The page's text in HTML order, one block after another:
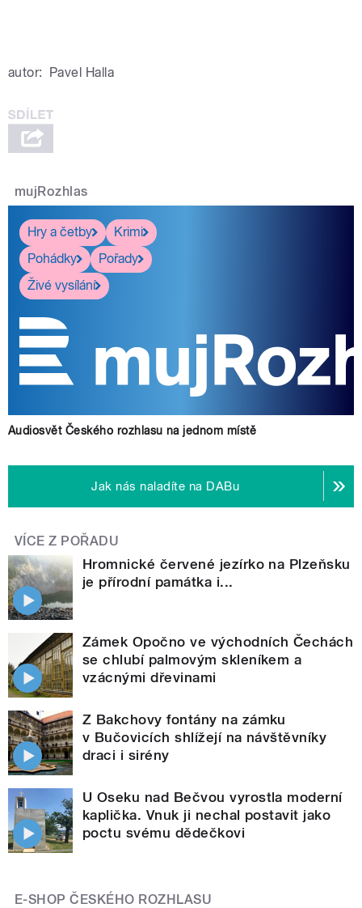
autor: Pavel Halla
mujRozhlas
Hry a četby
Krimi
Pohádky
Pořady
Živé vysílání
Audiosvět Českého rozhlasu na jednom místě
Jak nás naladíte na DABu
VÍCE Z POŘADU
Hromnické červené jezírko na Plzeňsku
je přírodní památka i...
Zámek Opočno ve východních Čechách
se chlubí palmovým skleníkem a
vzácnými dřevinami
Z Bakchovy fontány na zámku
v Bučovicích shlížejí na návštěvníky
draci i sirény
U Oseku nad Bečvou vyrostla moderní
kaplička. Vnuk ji nechal postavit jako
poctu svému dědečkovi
E-SHOP ČESKÉHO ROZHLASU